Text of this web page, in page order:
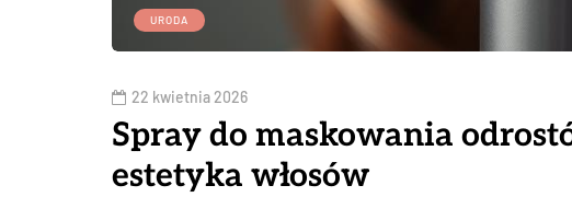
URODA
22 kwietnia 2026
Spray do maskowania
estetyka włosów